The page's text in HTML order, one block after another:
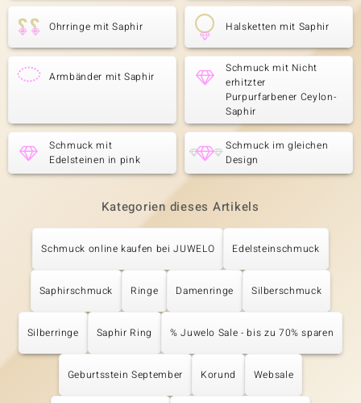
Ohrringe mit Saphir Halsketten mit Saphir
Armbänder mit Saphir
Schmuck mit Nicht
erhitzter
Purpurfarbener Ceylon-
Saphir
Schmuck mit
Edelsteinen in pink
Schmuck im gleichen
Design
Kategorien dieses Artikels
Schmuck online kaufen bei JUWELO Edelsteinschmuck
Saphirschmuck Ringe Damenringe Silberschmuck
Silberringe Saphir Ring % Juwelo Sale - bis zu 70% sparen
Geburtsstein September Korund Websale